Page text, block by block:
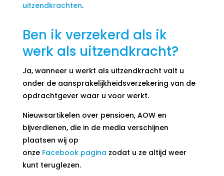
uitzendkrachten.
Ben ik verzekerd als ik
werk als uitzendkracht?
Ja, wanneer u werkt als uitzendkracht valt u
onder de aansprakelijkheidsverzekering van de
opdrachtgever waar u voor werkt.
Nieuwsartikelen over pensioen, AOW en
bijverdienen, die in de media verschijnen
plaatsen wij op
onze Facebook pagina zodat u ze altijd weer
kunt teruglezen.